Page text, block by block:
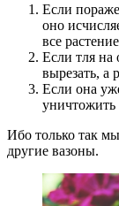
Если
оно
все
Если тля на
вырезать, а
Если она
уничтожить
Ибо только так
другие вазоны.